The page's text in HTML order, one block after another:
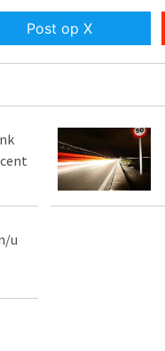
Post op X
u